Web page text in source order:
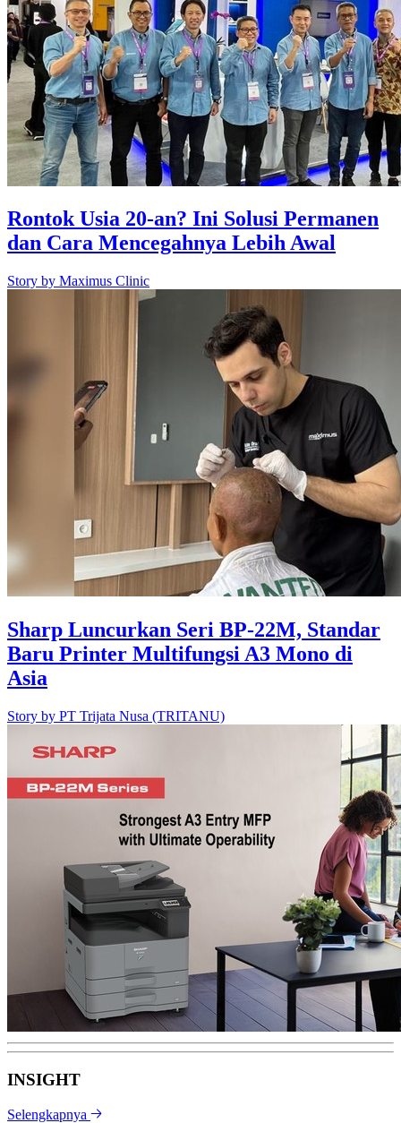
Rontok Usia 20-an? Ini Solusi Permanen
dan Cara Mencegahnya Lebih Awal
Story by Maximus Clinic
Sharp Luncurkan Seri BP-22M, Standar
Baru Printer Multifungsi A3 Mono di
Asia
Story by PT Trijata Nusa (TRITANU)
INSIGHT
Selengkapnya